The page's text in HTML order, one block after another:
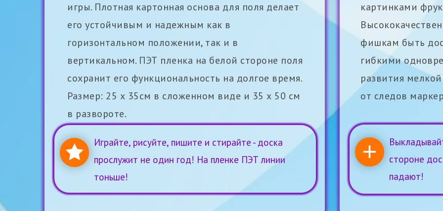
игры. Плотная картонная основа для поля делает
его устойчивым и надежным как в
горизонтальном положении, так и в
вертикальном. ПЭТ пленка на белой стороне поля
сохранит его функциональность на долгое время.
Размер: 25 х 35см в сложенном виде и 35 х 50 см
в развороте.
Играйте, рисуйте, пишите и стирайте - доска
прослужит не один год! На пленке ПЭТ линии
тоньше!
стороне
падают!
картинками
фишкам быть
гибкими
развития
от следов